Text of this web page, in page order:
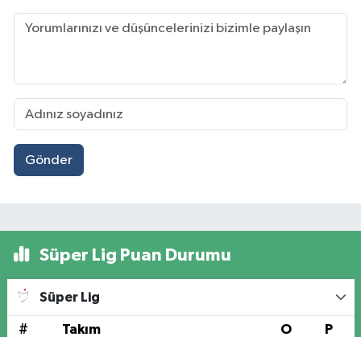
Gönder
Süper Lig Puan Durumu
Süper Lig
# Takım O P